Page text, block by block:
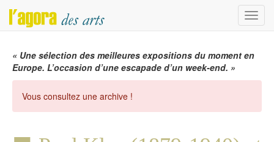
Menu
« Une sélection des meilleures expositions du moment en
Europe. L’occasion d’une escapade d’un week-end. »
Vous consultez une archive !